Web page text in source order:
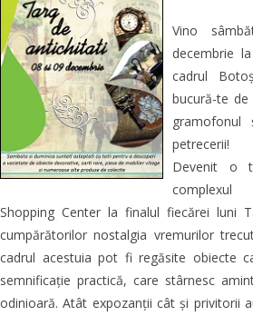
Vino
decembrie
cadrul
bucură-te
gramofonul
petrecerii!
Devenit o
Shopping Center la finalul fiecărei luni
cumpărătorilor nostalgia vremurilor
cadrul acestuia pot fi regăsite obiecte
semnificație practică, care stârnesc
odinioară. Atât expozanții cât și privitorii